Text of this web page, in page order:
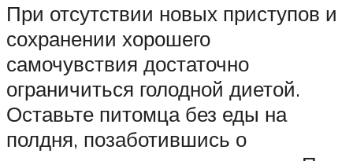
При отсутствии новых приступов и
сохранении хорошего
самочувствия достаточно
ограничиться голодной диетой.
Оставьте питомца без еды на
полдня, позаботившись о